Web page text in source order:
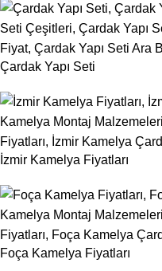
Çardak Yapı Seti
İzmir Kamelya Fiyatları
Foça Kamelya Fiyatları